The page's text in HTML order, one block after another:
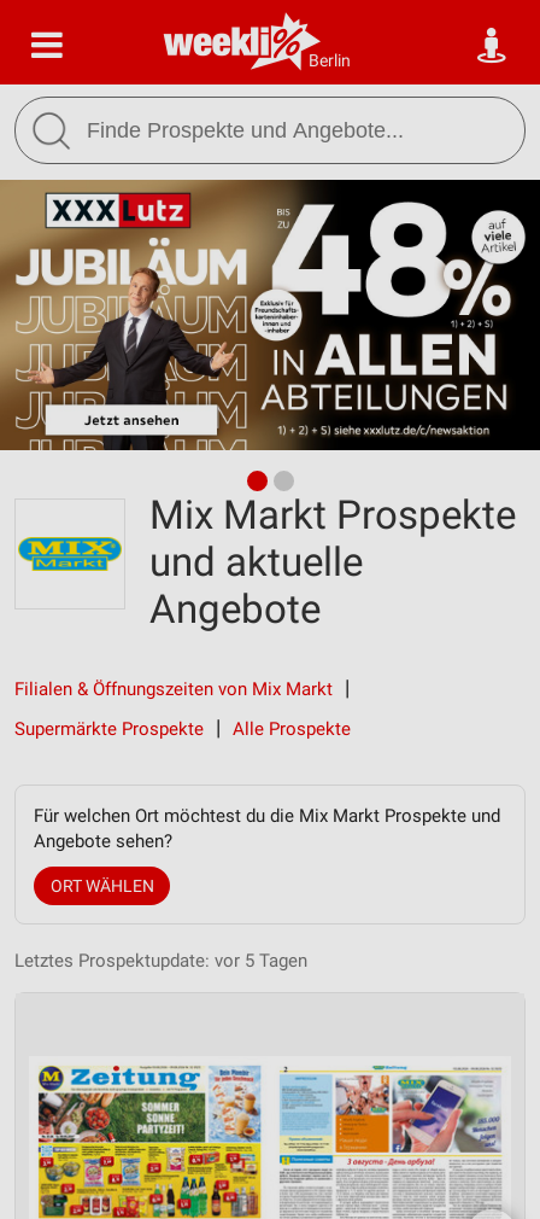
Berlin
Mix Markt Prospekte
und aktuelle
Angebote
Filialen & Öffnungszeiten von Mix Markt
Supermärkte Prospekte
Alle Prospekte
Für welchen Ort möchtest du die Mix Markt Prospekte und
Angebote sehen?
ORT WÄHLEN
Letztes Prospektupdate: vor 5 Tagen